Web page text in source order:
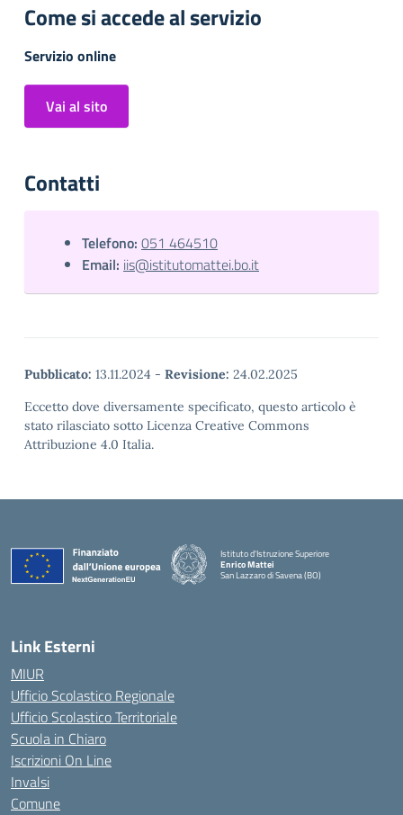
Come si accede al servizio
Servizio online
Vai al sito
Contatti
Telefono: 051 464510
Email: iis@istitutomattei.bo.it
Pubblicato: 13.11.2024 - Revisione: 24.02.2025
Eccetto dove diversamente specificato, questo articolo è
stato rilasciato sotto Licenza Creative Commons
Attribuzione 4.0 Italia.
Istituto d'Istruzione Superiore
Enrico Mattei
San Lazzaro di Savena (BO)
Link Esterni
MIUR
Ufficio Scolastico Regionale
Ufficio Scolastico Territoriale
Scuola in Chiaro
Iscrizioni On Line
Invalsi
Comune